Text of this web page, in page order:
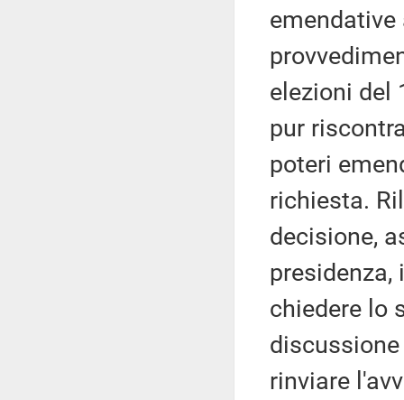
elezioni del
pur
poteri
richiesta.
decisione,
presidenza,
chiedere lo
rinviare